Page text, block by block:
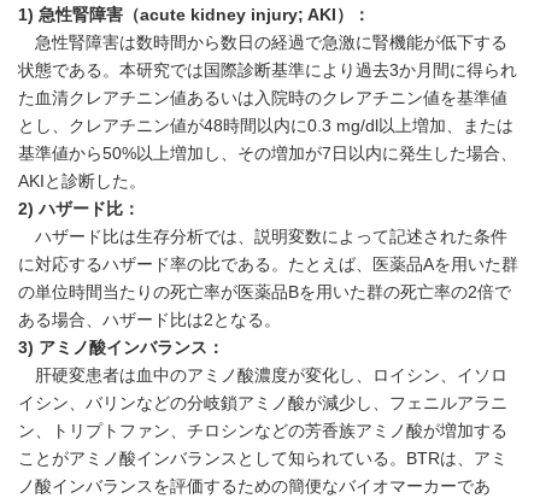
1) 急性腎障害（acute kidney injury; AKI）：
急性腎障害は数時間から数日の経過で急激に腎機能が低下する
状態である。本研究では国際診断基準により過去3か月間に得られ
た血清クレアチニン値あるいは入院時のクレアチニン値を基準値
とし、クレアチニン値が48時間以内に0.3 mg/dl以上増加、または
基準値から50%以上増加し、その増加が7日以内に発生した場合、
AKIと診断した。
2) ハザード比：
ハザード比は生存分析では、説明変数によって記述された条件
に対応するハザード率の比である。たとえば、医薬品Aを用いた群
の単位時間当たりの死亡率が医薬品Bを用いた群の死亡率の2倍で
ある場合、ハザード比は2となる。
3) アミノ酸インバランス：
肝硬変患者は血中のアミノ酸濃度が変化し、ロイシン、イソロ
イシン、バリンなどの分岐鎖アミノ酸が減少し、フェニルアラニ
ン、トリプトファン、チロシンなどの芳香族アミノ酸が増加する
ことがアミノ酸インバランスとして知られている。BTRは、アミ
ノ酸インバランスを評価するための簡便なバイオマーカーであ